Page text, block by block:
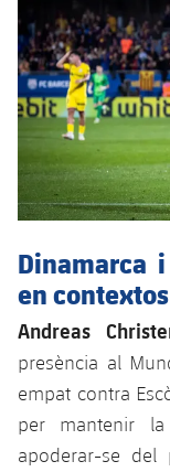
Dinamarca
en
Andreas
presència al
empat contra
per mantenir
apoderar-se del